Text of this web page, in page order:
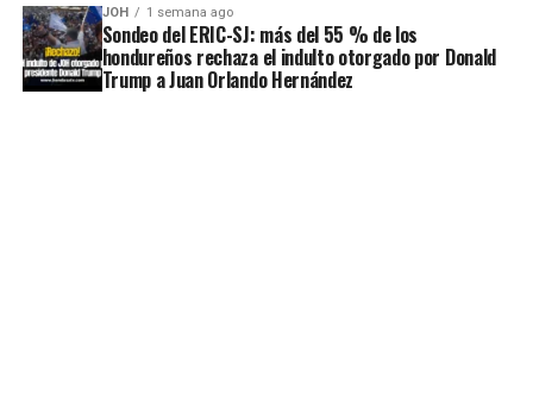
JOH 1 semana ago
Sondeo del ERIC-SJ: más del 55 % de los
hondureños rechaza el indulto otorgado por Donald
Trump a Juan Orlando Hernández